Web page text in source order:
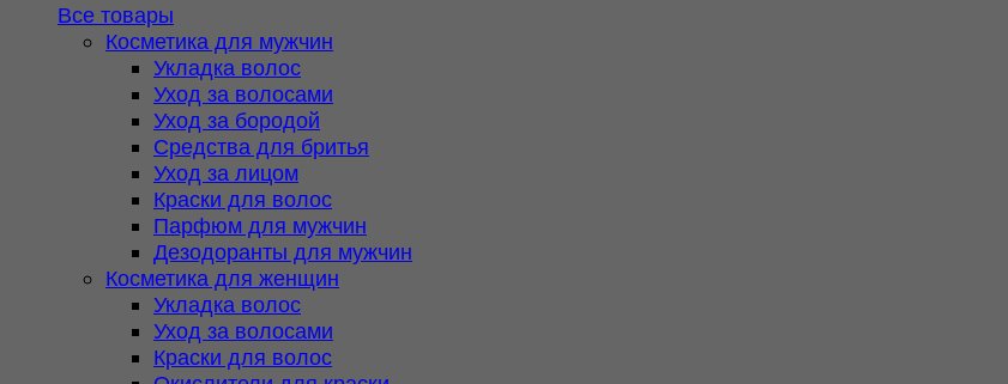
Все товары
Косметика для мужчин
Укладка волос
Уход за волосами
Уход за бородой
Средства для бритья
Уход за лицом
Краски для волос
Парфюм для мужчин
Дезодоранты для мужчин
Косметика для женщин
Укладка волос
Уход за волосами
Краски для волос